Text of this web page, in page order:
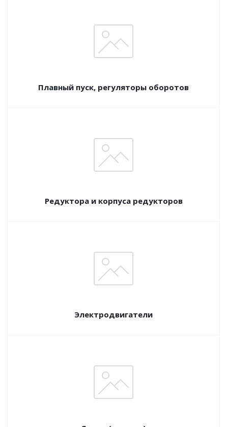
Плавный пуск, регуляторы оборотов
Редуктора и корпуса редукторов
Электродвигатели